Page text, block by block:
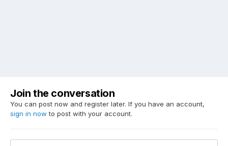
Join the conversation
You can post now and register later. If you have an account,
sign in now to post with your account.